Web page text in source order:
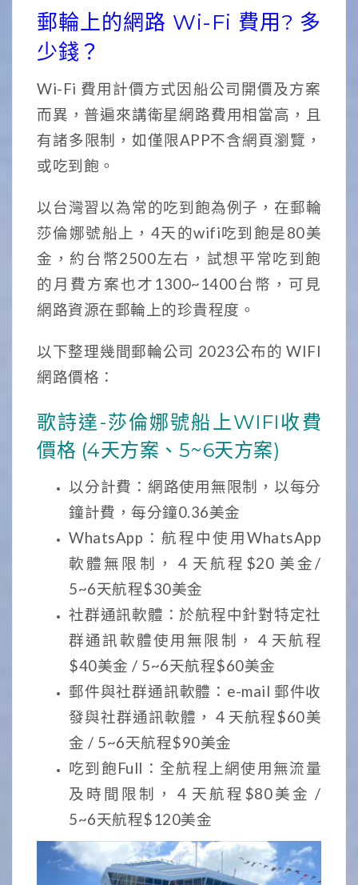
郵輪上的網路 Wi-Fi 費用? 多
少錢？
Wi-Fi 費用計價方式因船公司開價及方案
而異，普遍來講衛星網路費用相當高，且
有諸多限制，如僅限APP不含網頁瀏覽，
或吃到飽。
以台灣習以為常的吃到飽為例子，在郵輪
莎倫娜號船上，4天的wifi吃到飽是80美
金，約台幣2500左右，試想平常吃到飽
的月費方案也才1300~1400台幣，可見
網路資源在郵輪上的珍貴程度。
以下整理幾間郵輪公司 2023公布的 WIFI
網路價格：
歌詩達-莎倫娜號船上WIFI收費
價格 (4天方案、5~6天方案)
以分計費：網路使用無限制，以每分
鐘計費，每分鐘0.36美金
WhatsApp：航程中使用WhatsApp
軟體無限制，４天航程$20 美金/
5~6天航程$30美金
社群通訊軟體：於航程中針對特定社
群通訊軟體使用無限制，４天航程
$40美金 / 5~6天航程$60美金
郵件與社群通訊軟體：e-mail 郵件收
發與社群通訊軟體，４天航程$60美
金 / 5~6天航程$90美金
吃到飽Full：全航程上網使用無流量
及時間限制，４天航程$80美金 /
5~6天航程$120美金